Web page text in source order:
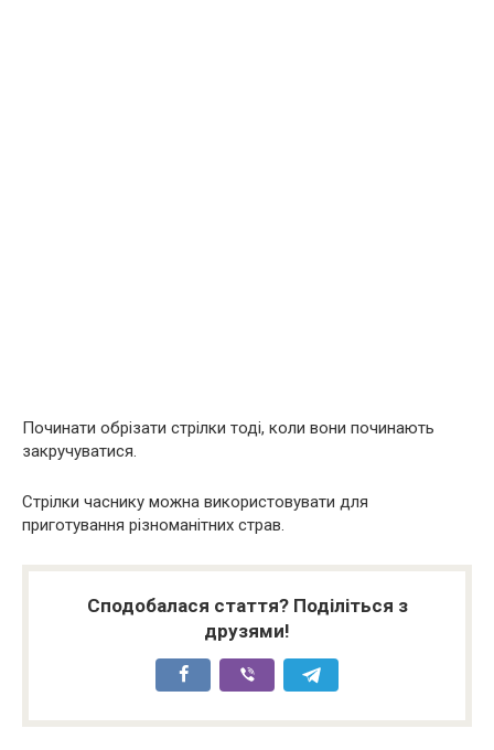
Починати обрізати стрілки тоді, коли вони починають
закручуватися.
Стрілки часнику можна використовувати для
приготування різноманітних страв.
Сподобалася стаття? Поділіться з
друзями!